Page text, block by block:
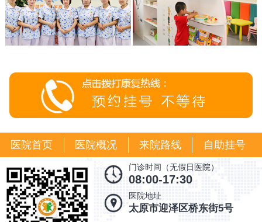
医院首页 医院概况 来院路线 自助挂号
门诊时间（无假日医院）
08:00-17:30
医院地址
太原市迎泽区桥东街5号